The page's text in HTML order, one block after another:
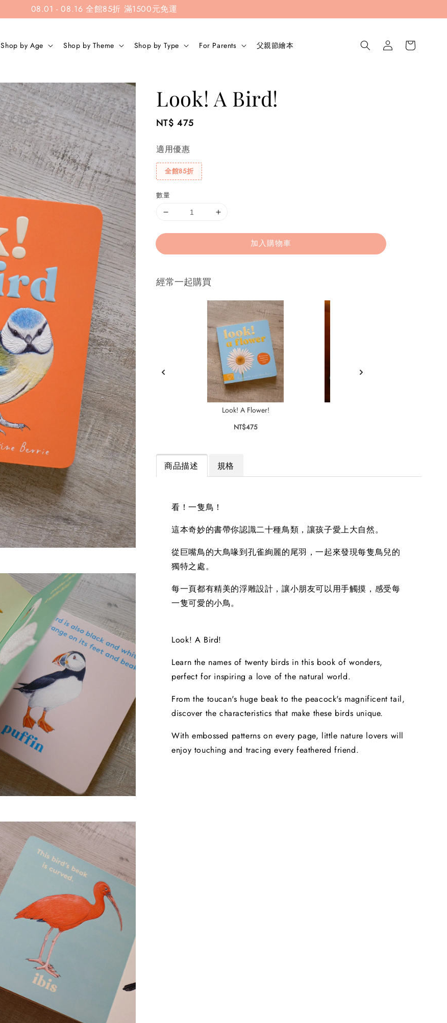
08.01 - 08.16 全館85折 滿1500元免運
Shop by Age Shop by Theme Shop by Type For Parents 父親節繪本
Look! A Bird!
Regular
NT$ 475
適用優惠
全館85折
數量
加入購物車
經常一起購買
Look! A Flower!
NT$475
商品描述 規格
看！一隻鳥！
這本奇妙的書帶你認識二十種鳥類，讓孩子愛上大自然。
從巨嘴鳥的大鳥喙到孔雀絢麗的尾羽，一起來發現每隻鳥兒的
獨特之處。
每一頁都有精美的浮雕設計，讓小朋友可以用手觸摸，感受每
一隻可愛的小鳥。
Look! A Bird!
Learn the names of twenty birds in this book of wonders,
perfect for inspiring a love of the natural world.
From the toucan's huge beak to the peacock's magnificent tail,
discover the characteristics that make these birds unique.
With embossed patterns on every page, little nature lovers will
enjoy touching and tracing every feathered friend.